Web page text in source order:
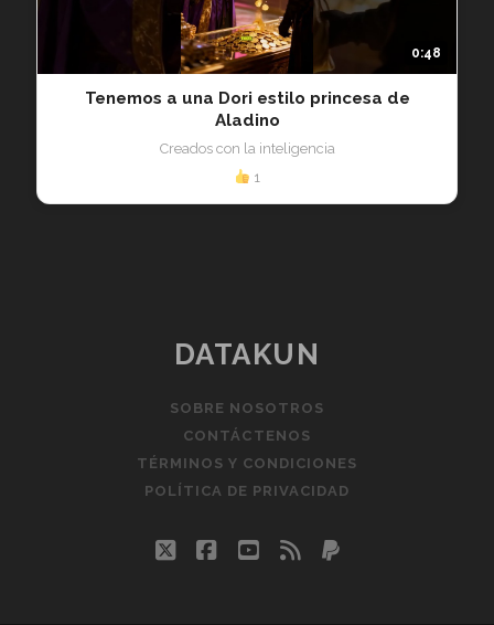
0:48
Tenemos a una Dori estilo princesa de
Aladino
Creados con la inteligencia
1
DATAKUN
SOBRE NOSOTROS
CONTÁCTENOS
TÉRMINOS Y CONDICIONES
POLÍTICA DE PRIVACIDAD
twitterfacebook
youtube
rss paypal